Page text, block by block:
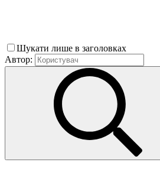
Шукати лише в заголовках
Автор: